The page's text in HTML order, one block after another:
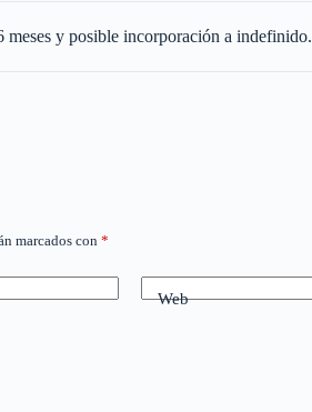
meses y posible incorporación a indefinido.
marcados con *
Web